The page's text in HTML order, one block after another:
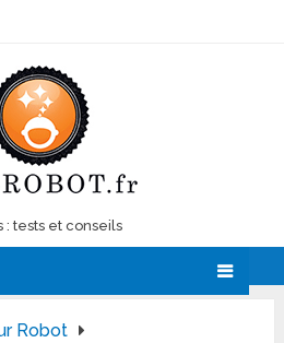
: tests et conseils
Robot